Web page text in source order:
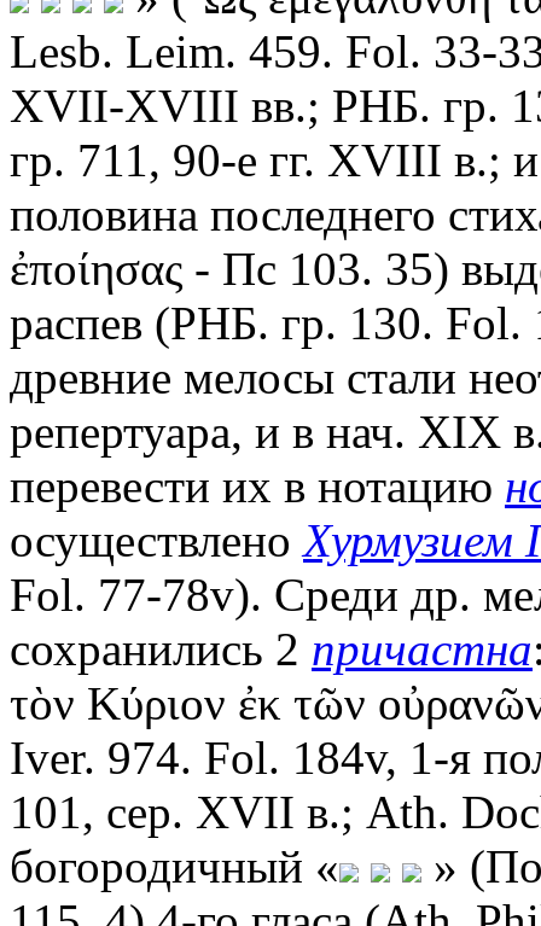
Lesb. Leim. 459. Fol. 33-
XVII-XVIII вв.; РНБ. гр.
гр. 711, 90-е гг. XVIII в.;
половина последнего
ἐποίησας - Пс 103. 35)
распев (РНБ. гр. 130.
древние мелосы стали
репертуара, и в нач. XIX
перевести их в нотацию
осуществленоХурмузием
Fol. 77-78v). Среди др.
сохранились 2 причастна
τὸν Κύριον ἐκ τῶν
Iver. 974. Fol. 184v, 1-я
101, сер. XVII в.; Ath.
богородичный «
»